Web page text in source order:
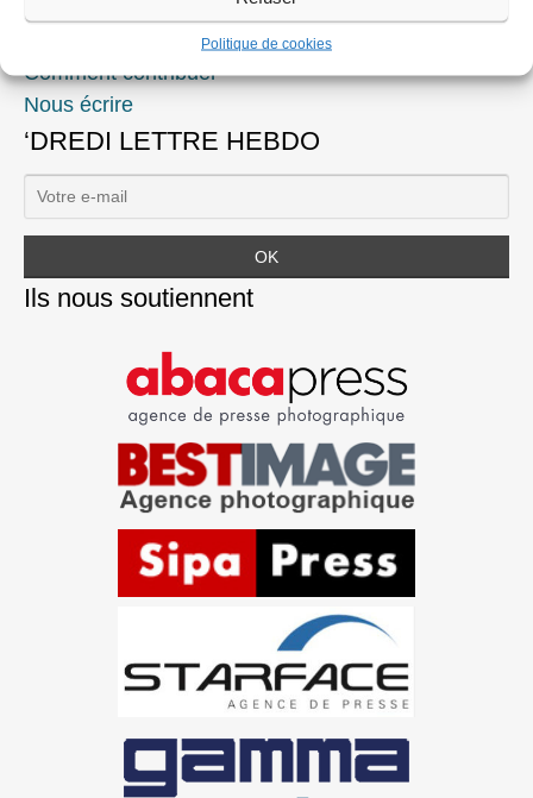
Politique de cookies
Comment contribuer
Nous écrire
‘DREDI LETTRE HEBDO
Ils nous soutiennent